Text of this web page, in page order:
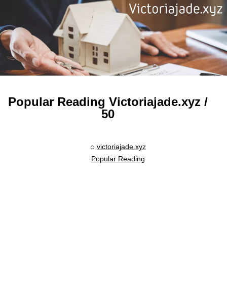
Popular Reading Victoriajade.xyz /
50
victoriajade.xyz
Popular Reading